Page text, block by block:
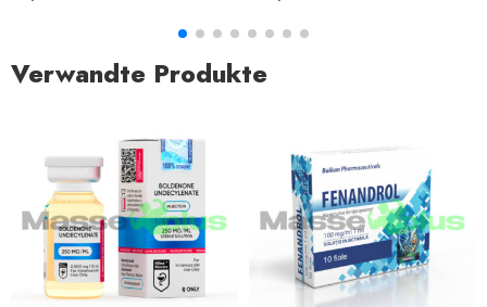
Verwandte Produkte